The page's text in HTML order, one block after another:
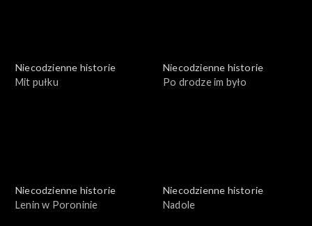
Niecodzienne historie
Mit pułku
Niecodzienne historie
Po drodze im było
Niecodzienne historie
Lenin w Poroninie
Niecodzienne historie
Nadole